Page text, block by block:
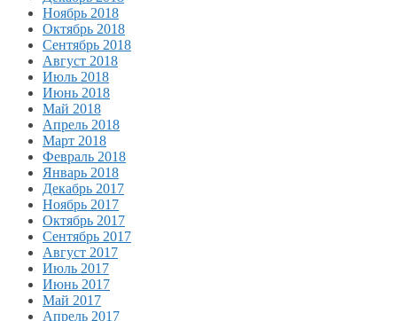
Ноябрь 2018
Октябрь 2018
Сентябрь 2018
Август 2018
Июль 2018
Июнь 2018
Май 2018
Апрель 2018
Март 2018
Февраль 2018
Январь 2018
Декабрь 2017
Ноябрь 2017
Октябрь 2017
Сентябрь 2017
Август 2017
Июль 2017
Июнь 2017
Май 2017
Апрель 2017